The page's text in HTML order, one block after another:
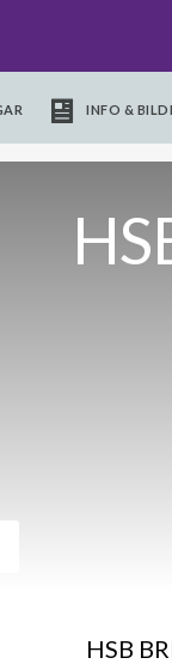
INFO &
HSB